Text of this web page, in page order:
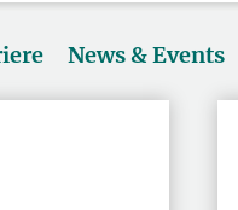
News & Events